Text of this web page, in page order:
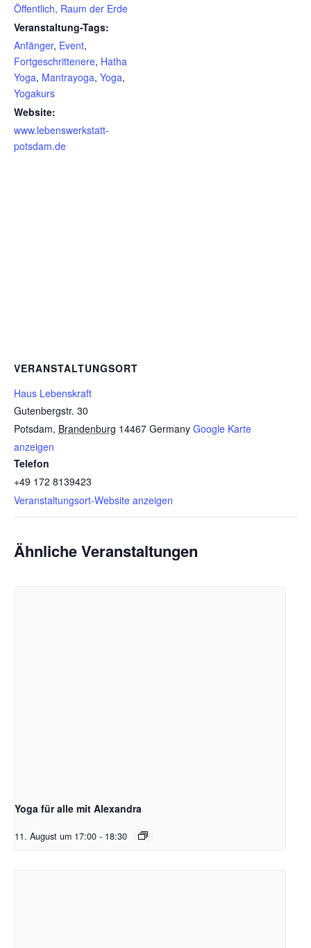
Öffentlich, Raum der Erde
Veranstaltung-Tags:
Anfänger, Event,
Fortgeschrittenere, Hatha
Yoga, Mantrayoga, Yoga,
Yogakurs
Website:
www.lebenswerkstatt-
potsdam.de
VERANSTALTUNGSORT
Haus Lebenskraft
Gutenbergstr. 30
Potsdam, Brandenburg 14467 Germany Google Karte
anzeigen
Telefon
+49 172 8139423
Veranstaltungsort-Website anzeigen
Ähnliche Veranstaltungen
Yoga für alle mit Alexandra
11. August um 17:00 - 18:30